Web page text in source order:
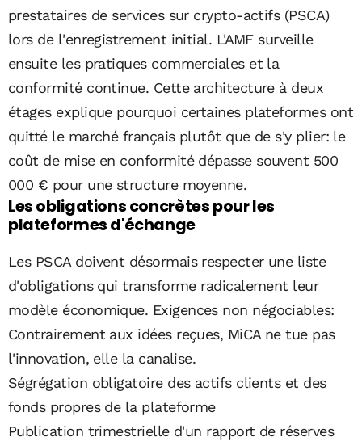
prestataires de services sur crypto-actifs (PSCA)
lors de l'enregistrement initial. L'AMF surveille
ensuite les pratiques commerciales et la
conformité continue. Cette architecture à deux
étages explique pourquoi certaines plateformes ont
quitté le marché français plutôt que de s'y plier: le
coût de mise en conformité dépasse souvent 500
000 € pour une structure moyenne.
Les obligations concrètes pour les
plateformes d'échange
Les PSCA doivent désormais respecter une liste
d'obligations qui transforme radicalement leur
modèle économique. Exigences non négociables:
Contrairement aux idées reçues, MiCA ne tue pas
l'innovation, elle la canalise.
Ségrégation obligatoire des actifs clients et des
fonds propres de la plateforme
Publication trimestrielle d'un rapport de réserves